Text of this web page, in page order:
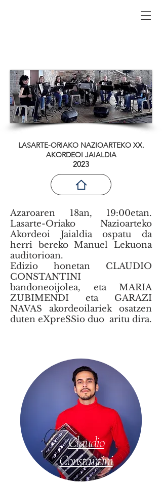
LASARTE-ORIAKO NAZIOARTEKO XX.
AKORDEOI JAIALDIA
2023
Azaroaren 18an, 19:00etan.
Lasarte-Oriako Nazioarteko
Akordeoi Jaialdia ospatu da
herri bereko Manuel Lekuona
auditorioan.
Edizio honetan CLAUDIO
CONSTANTINI
bandoneoijolea, eta MARIA
ZUBIMENDI eta GARAZI
NAVAS akordeoilariek osatzen
duten eXpreSSio duo aritu dira.
Claudio
Constantini